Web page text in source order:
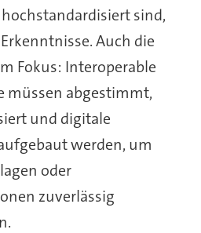
sind,
Auch die
Fokus: Interoperable
abgestimmt,
und digitale
werden, um
oder
zuverlässig